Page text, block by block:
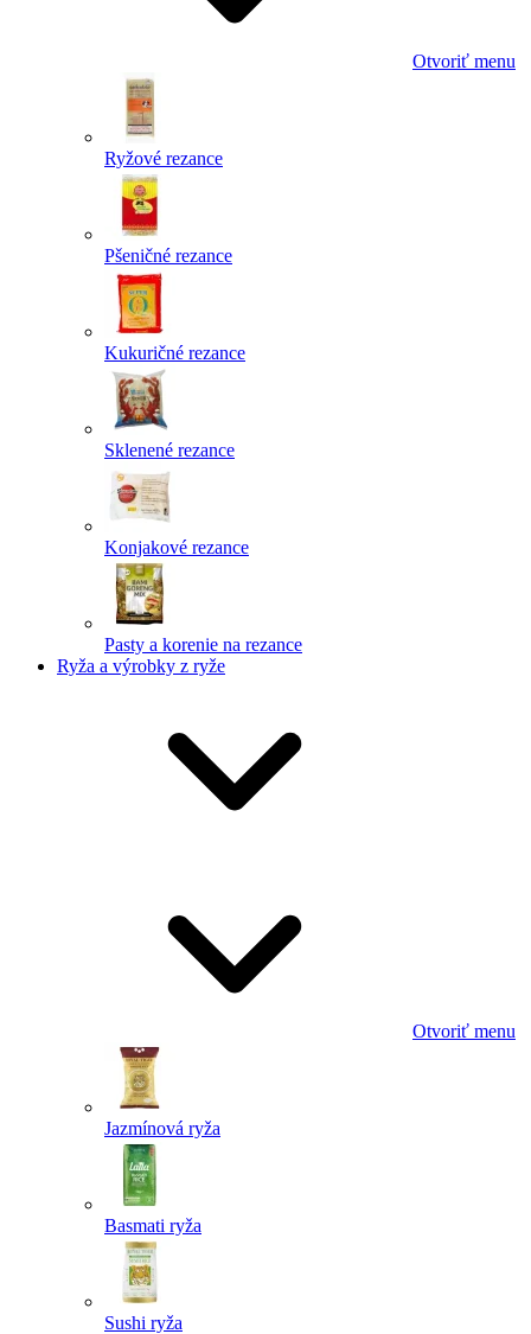
Otvoriť menu
Ryžové rezance
Pšeničné rezance
Kukuričné rezance
Sklenené rezance
Konjakové rezance
Pasty a korenie na rezance
Ryža a výrobky z ryže
Otvoriť menu
Jazmínová ryža
Basmati ryža
Sushi ryža